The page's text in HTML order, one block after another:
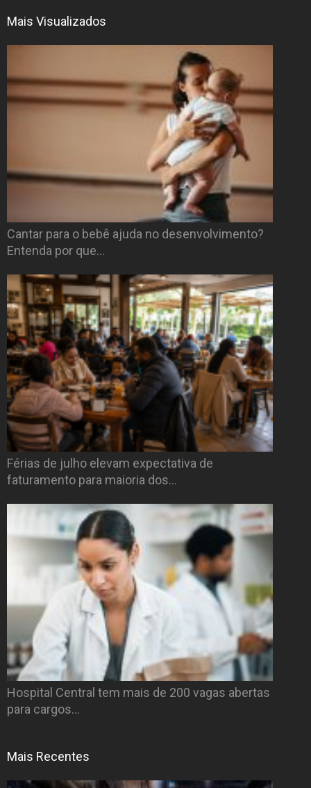
Mais Visualizados
Cantar para o bebê ajuda no desenvolvimento?
Entenda por que…
Férias de julho elevam expectativa de
faturamento para maioria dos…
Hospital Central tem mais de 200 vagas abertas
para cargos…
Mais Recentes